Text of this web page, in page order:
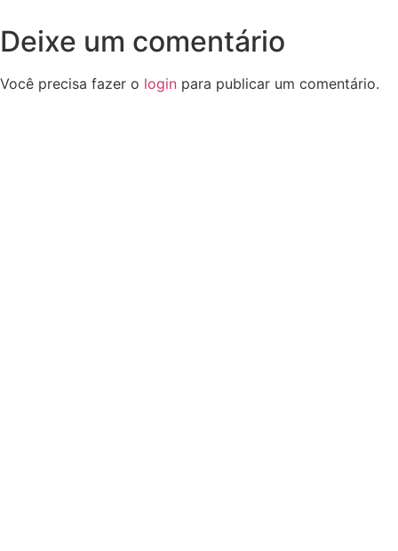
Deixe um comentário
Você precisa fazer o login para publicar um comentário.